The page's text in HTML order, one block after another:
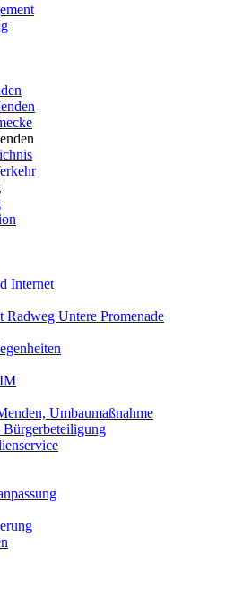
Internet
Radweg Untere Promenade
Umbaumaßnahme
Bürgerbeteiligung